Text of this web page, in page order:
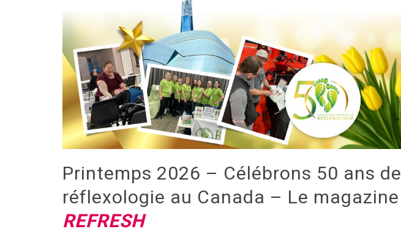
Printemps 2026 – Célébrons 50 ans de
réflexologie au Canada – Le magazine
REFRESH